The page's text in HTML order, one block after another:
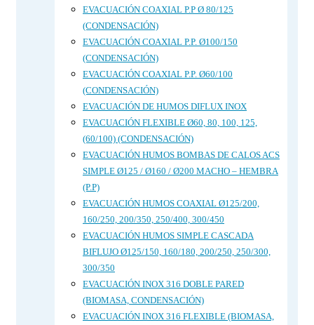
EVACUACIÓN COAXIAL P.P Ø 80/125
(CONDENSACIÓN)
EVACUACIÓN COAXIAL P.P. Ø100/150
(CONDENSACIÓN)
EVACUACIÓN COAXIAL P.P. Ø60/100
(CONDENSACIÓN)
EVACUACIÓN DE HUMOS DIFLUX INOX
EVACUACIÓN FLEXIBLE Ø60, 80, 100, 125,
(60/100) (CONDENSACIÓN)
EVACUACIÓN HUMOS BOMBAS DE CALOS ACS
SIMPLE Ø125 / Ø160 / Ø200 MACHO – HEMBRA
(P.P)
EVACUACIÓN HUMOS COAXIAL Ø125/200,
160/250, 200/350, 250/400, 300/450
EVACUACIÓN HUMOS SIMPLE CASCADA
BIFLUJO Ø125/150, 160/180, 200/250, 250/300,
300/350
EVACUACIÓN INOX 316 DOBLE PARED
(BIOMASA, CONDENSACIÓN)
EVACUACIÓN INOX 316 FLEXIBLE (BIOMASA,